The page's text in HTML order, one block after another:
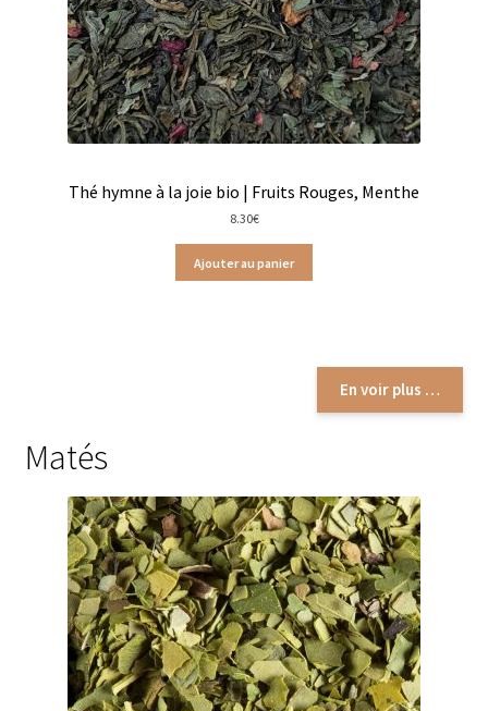
Thés noirs Dammann Frères boites en métal
Thés verts boites en métal
Thés noirs Dammann Frères en vrac
Thés oolongs Dammann Frère en vracs
Thés oolongs en sachets
Thés verts boîtes en métal
Thés verts en vrac
Thés verts Les Jardins de Gaïa en sachets
Tisanes aux fleurs de CBD
Tisanes aux plantes
Thé hymne à la joie bio | Fruits Rouges, Menthe
8.30€
Ajouter au panier
En voir plus …
Matés